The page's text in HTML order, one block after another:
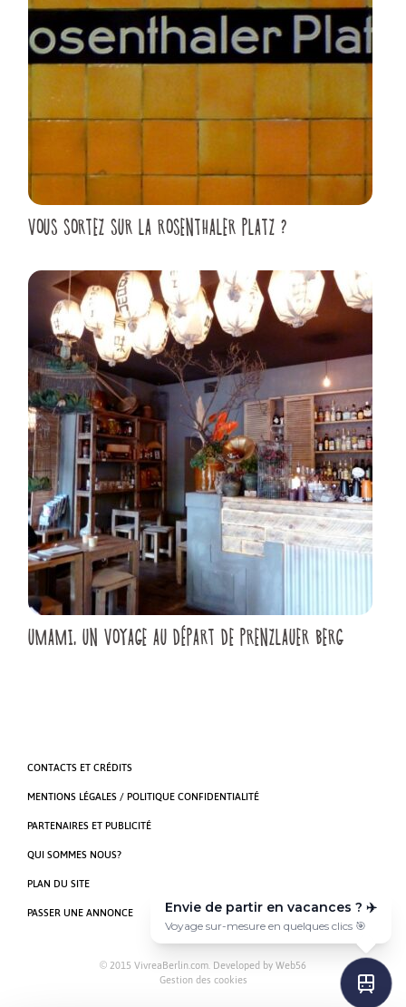
VOUS SORTEZ SUR LA ROSENTHALER PLATZ ?
UMAMI, UN VOYAGE AU DÉPART DE PRENZLAUER BERG
CONTACTS ET CRÉDITS
MENTIONS LÉGALES / POLITIQUE CONFIDENTIALITÉ
PARTENAIRES ET PUBLICITÉ
QUI SOMMES NOUS?
PLAN DU SITE
PASSER UNE ANNONCE
© 2015 VivreaBerlin.com. Developed by Web56
Gestion des cookies
Envie de partir en vacances ? ✈️
Voyage sur-mesure en quelques clics 🎯